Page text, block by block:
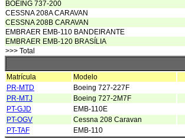
BOEING 737-200
CESSNA 208A CARAVAN
CESSNA 208B CARAVAN
EMBRAER EMB-110 BANDEIRANTE
EMBRAER EMB-120 BRASÍLIA
>>> Total
Matrícula Modelo
PR-MTD
Boeing 727-227F
PR-MTJ
Boeing 727-2M7F
PT-GJD
EMB-110E
PT-OGV
Cessna 208 Caravan
PT-TAF
EMB-110